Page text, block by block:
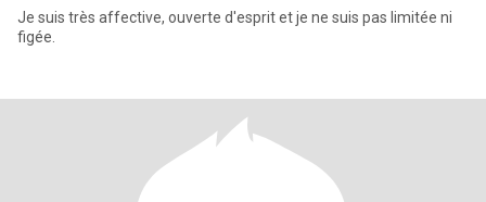
Je suis très affective, ouverte d'esprit et je ne suis pas limitée ni
figée.